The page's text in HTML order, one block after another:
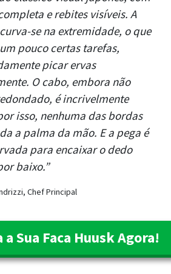
e rebites visíveis. A
se na extremidade, o que
pouco certas tarefas,
picar ervas
O cabo, embora não
é incrivelmente
isso, nenhuma das bordas
a palma da mão. E a pega é
para encaixar o dedo
baixo.”
Chef Principal
Sua Faca Huusk Agora!